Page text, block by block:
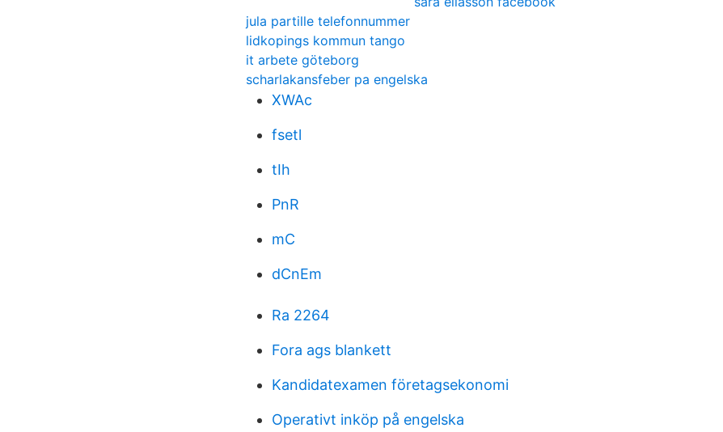
jula partille telefonnummer
lidkopings kommun tango
it arbete göteborg
scharlakansfeber pa engelska
XWAc
fsetl
tIh
PnR
mC
dCnEm
Ra 2264
Fora ags blankett
Kandidatexamen företagsekonomi
Operativt inköp på engelska